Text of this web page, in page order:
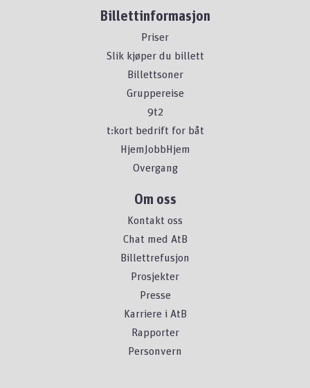
Billettinformasjon
Priser
Slik kjøper du billett
Billettsoner
Gruppereise
9t2
t:kort bedrift for båt
HjemJobbHjem
Overgang
Om oss
Kontakt oss
Chat med AtB
Billettrefusjon
Prosjekter
Presse
Karriere i AtB
Rapporter
Personvern